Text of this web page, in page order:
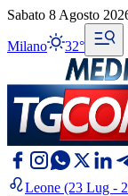
Sabato 8 Agosto
Milano 32°
Leone (23 Lug -